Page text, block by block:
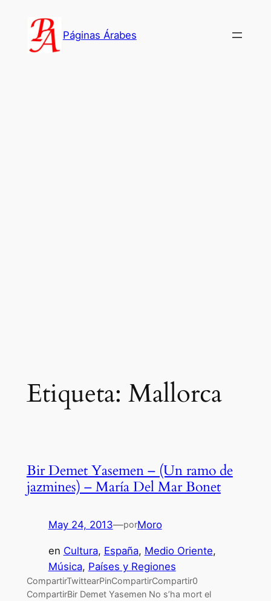
contenido
Páginas Árabes
Etiqueta: Mallorca
Bir Demet Yasemen – (Un ramo de
jazmines) – María Del Mar Bonet
May 24, 2013—porMoro
en Cultura, España, Medio Oriente
Música, Países y Regiones
CompartirTwittearPinCompartirCompartir0
CompartirBir Demet Yasemen No s’ha mort el